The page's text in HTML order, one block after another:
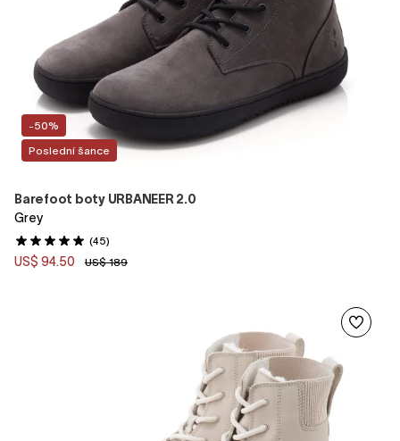
-50%
Poslední šance
Barefoot boty URBANEER 2.0
Grey
(45)
US$ 94.50 US$ 189